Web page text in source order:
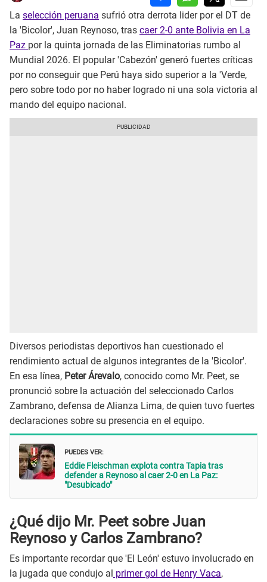
La selección peruana sufrió otra derrota lider por el DT de
la 'Bicolor', Juan Reynoso, tras caer 2-0 ante Bolivia en La
Paz por la quinta jornada de las Eliminatorias rumbo al
Mundial 2026. El popular 'Cabezón' generó fuertes críticas
por no conseguir que Perú haya sido superior a la 'Verde,
pero sobre todo por no haber logrado ni una sola victoria al
mando del equipo nacional.
Diversos periodistas deportivos han cuestionado el
rendimiento actual de algunos integrantes de la 'Bicolor'.
En esa línea, Peter Árevalo, conocido como Mr. Peet, se
pronunció sobre la actuación del seleccionado Carlos
Zambrano, defensa de Alianza Lima, de quien tuvo fuertes
declaraciones sobre su presencia en el equipo.
PUEDES VER:
Eddie Fleischman explota contra Tapia tras
defender a Reynoso al caer 2-0 en La Paz:
"Desubicado"
¿Qué dijo Mr. Peet sobre Juan
Reynoso y Carlos Zambrano?
Es importante recordar que 'El León' estuvo involucrado en
la jugada que condujo al primer gol de Henry Vaca,